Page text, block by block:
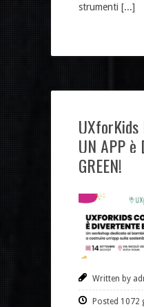
strumenti [...]
UXforKids
UN APP è
GREEN!
Written by
Posted 1072